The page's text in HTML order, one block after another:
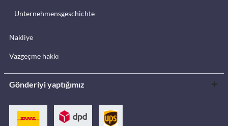
Unternehmensgeschichte
Nakliye
Vazgeçme hakkı
Gönderiyi yaptığımız